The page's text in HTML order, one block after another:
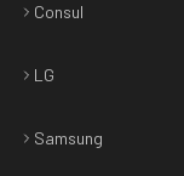
Consul
LG
Samsung